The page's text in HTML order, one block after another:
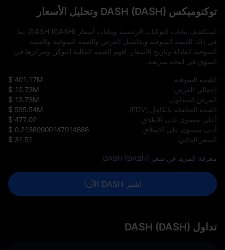
توكنوميكس DASH (DASH) وتحليل الأسعار
استكشف بيانات التوكنات الرئيسية وبيانات أسعار DASH (DASH)، بما
في ذلك القيمة السوقية وتفاصيل العرض والقيمة السوقية والقيمة
السوقية العادلة وتاريخ الأسعار. افهم القيمة الحالية للتوكن ومركزها في
السوق في لمحة سريعة.
القيمة السوقية:
$ 401.17M
إجمالي العرض:
$ 12.73M
العرض المتداول:
$ 12.73M
القيمة المخففة بالكامل (FDV):
$ 595.54M
أعلى مستوى على الإطلاق:
$ 477.02
أدنى مستوى على الإطلاق:
$ 0.21389900147914886
السعر الحالي:
$ 31.51
معرفة المزيد عن سعر DASH (DASH)
اشتر DASH الآن!
تداول DASH (DASH)